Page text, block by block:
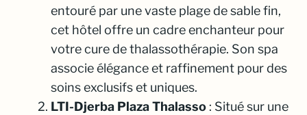
entouré par une vaste plage de sable fin,
cet hôtel offre un cadre enchanteur pour
votre cure de thalassothérapie. Son spa
associe élégance et raffinement pour des
soins exclusifs et uniques.
LTI-Djerba Plaza Thalasso : Situé sur une